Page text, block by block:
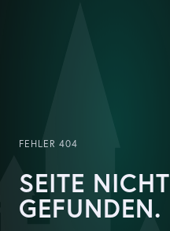
FEHLER 404
SEITE NICHT
GEFUNDEN.